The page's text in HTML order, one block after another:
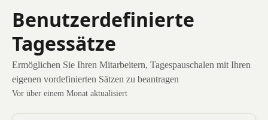
Benutzerdefinierte
Tagessätze
Ermöglichen Sie Ihren Mitarbeitern, Tagespauschalen mit Ihren
eigenen vordefinierten Sätzen zu beantragen
Vor über einem Monat aktualisiert